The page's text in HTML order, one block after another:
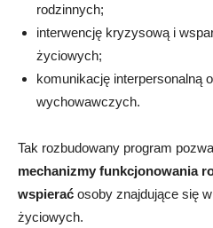
rodzinnych;
interwencję kryzysową i
życiowych;
komunikację interpersonalną
wychowawczych.
Tak rozbudowany program
mechanizmy funkcjonowania
wspierać osoby znajdujące się
życiowych.